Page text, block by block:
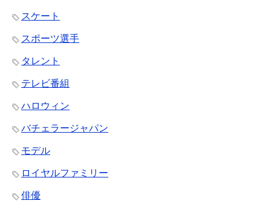
スケート
スポーツ選手
タレント
テレビ番組
ハロウィン
バチェラージャパン
モデル
ロイヤルファミリー
俳優